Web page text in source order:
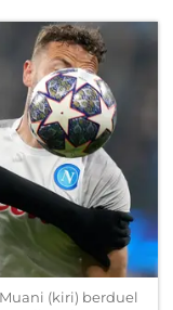
(kiri) berduel